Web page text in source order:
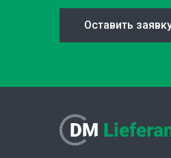
Оставить